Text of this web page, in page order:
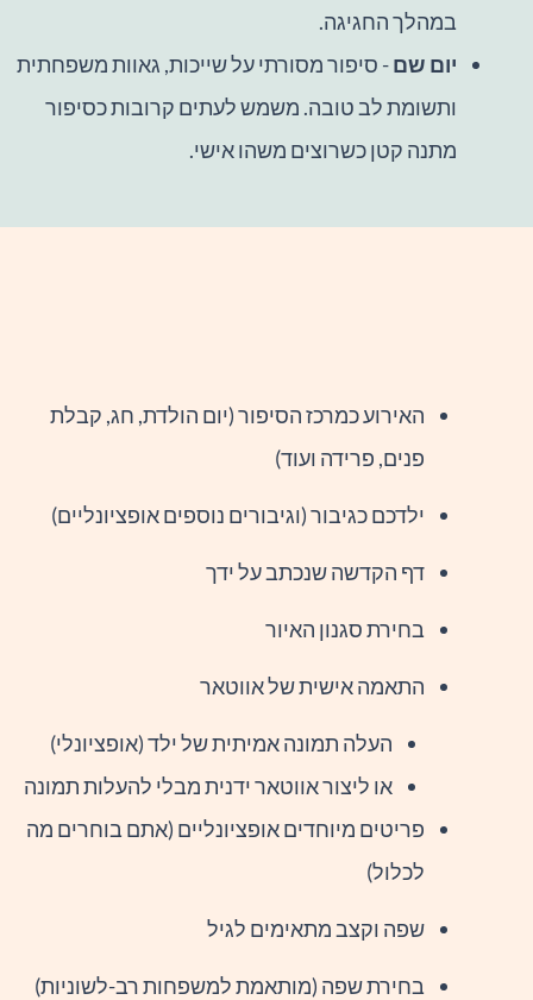
במהלך החגיגה.
יום שם- סיפור מסורתי על שייכות, גאוות משפחתית
ותשומת לב טובה. משמש לעתים קרובות כסיפור
מתנה קטן כשרוצים משהו אישי.
האירוע כמרכז הסיפור (יום הולדת, חג, קבלת
פנים, פרידה ועוד)
ילדכם כגיבור (וגיבורים נוספים אופציונליים)
דף הקדשה שנכתב על ידך
בחירת סגנון האיור
התאמה אישית של אווטאר
העלה תמונה אמיתית של ילד (אופציונלי)
או ליצור אווטאר ידנית מבלי להעלות תמונה
פריטים מיוחדים אופציונליים (אתם בוחרים מה
לכלול)
שפה וקצב מתאימים לגיל
בחירת שפה (מותאמת למשפחות רב-לשוניות)